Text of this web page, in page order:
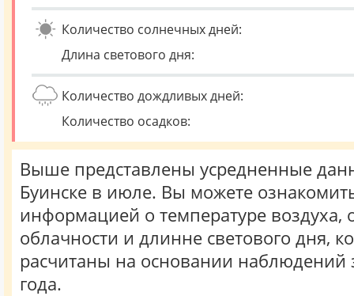
Количество солнечных дней:
Длина светового дня:
Количество дождливых дней:
Количество осадков:
Выше представлены усредненные
Буинске в июле. Вы можете
информацией о температуре воздуха,
облачности и длинне светового дня,
расчитаны на основании наблюдений
года.